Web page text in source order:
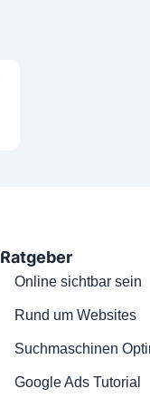
Ratgeber
Online sichtbar sein
Rund um Websites
Suchmaschinen
Google Ads Tutorial